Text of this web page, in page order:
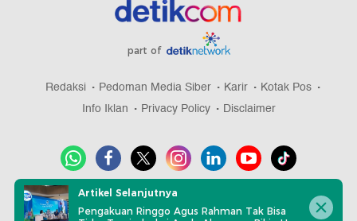
part of
Redaksi Pedoman Media Siber Karir
Kotak Pos
Info Iklan
Privacy Policy Disclaimer
Download aplikasi detikcom
Artikel Selanjutnya
Pengakuan Ringgo Agus Rahman Tak Bisa